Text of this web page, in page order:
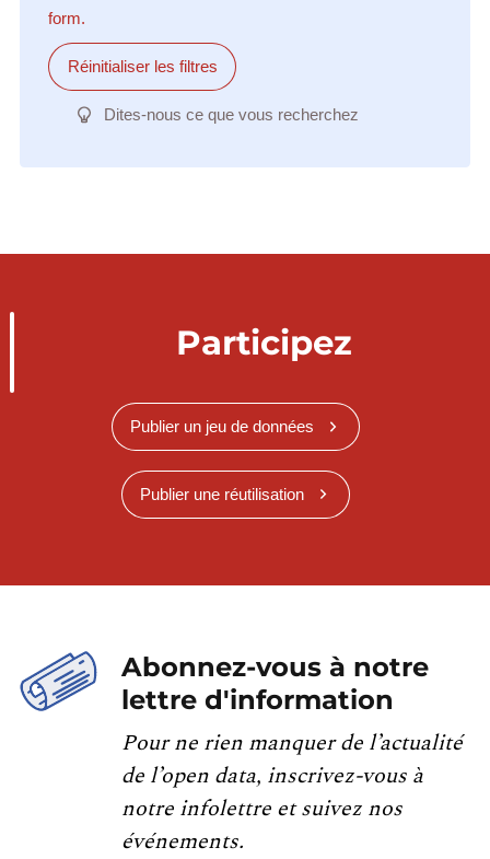
form.
Réinitialiser les filtres
Dites-nous ce que vous recherchez
Participez
Publier un jeu de données
Publier une réutilisation
Abonnez-vous à notre
lettre d'information
Pour ne rien manquer de l’actualité
de l’open data, inscrivez-vous à
notre infolettre et suivez nos
événements.